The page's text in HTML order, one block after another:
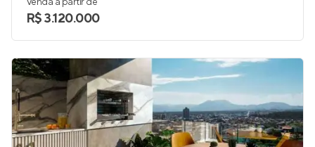
R$ 3.120.000